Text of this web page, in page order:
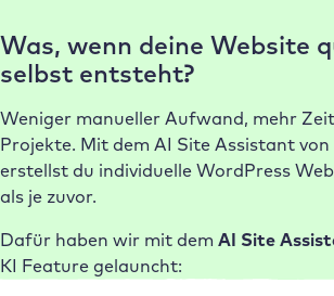
Was, wenn deine Website
selbst entsteht?
Weniger manueller Aufwand, mehr
Projekte. Mit dem AI Site Assistant von
erstellst du individuelle WordPress
als je zuvor.
Dafür haben wir mit dem AI Site
KI Feature gelauncht: